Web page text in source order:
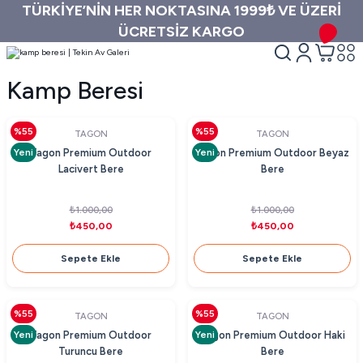
TÜRKİYE’NİN HER NOKTASINA 1999₺ VE ÜZERİ
ÜCRETSİZ KARGO
Kamp Beresi
%55
Yeni
TAGON
Tagon Premium Outdoor
Lacivert Bere
₺1.000,00
₺450,00
Sepete Ekle
%55
Yeni
TAGON
Tagon Premium Outdoor Beyaz
Bere
₺1.000,00
₺450,00
Sepete Ekle
%55
Yeni
TAGON
Tagon Premium Outdoor
Turuncu Bere
%55
Yeni
TAGON
Tagon Premium Outdoor Haki
Bere